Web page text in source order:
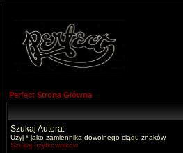
Perfect Strona Główna
Szukaj Autora:
Użyj * jako zamiennika dowolnego ciągu znaków
Szukaj użytkowników